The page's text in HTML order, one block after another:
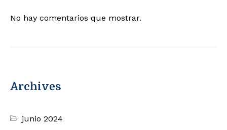
No hay comentarios que mostrar.
Archives
junio 2024